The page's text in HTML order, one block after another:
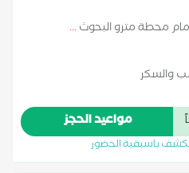
امام محطة مترو البحوث...
والسكر
مواعيد الحجز
باسبقية الحضور